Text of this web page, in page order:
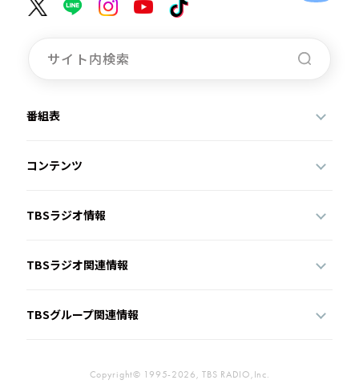
番組表
コンテンツ
TBSラジオ情報
TBSラジオ関連情報
TBSグループ関連情報
Copyright© 1995-2026, TBS RADIO,Inc.